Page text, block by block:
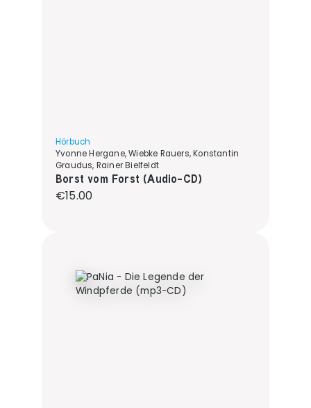
Hörbuch
Yvonne Hergane, Wiebke Rauers, Konstantin
Graudus, Rainer Bielfeldt
Borst vom Forst (Audio-CD)
Regular price:
€15.00